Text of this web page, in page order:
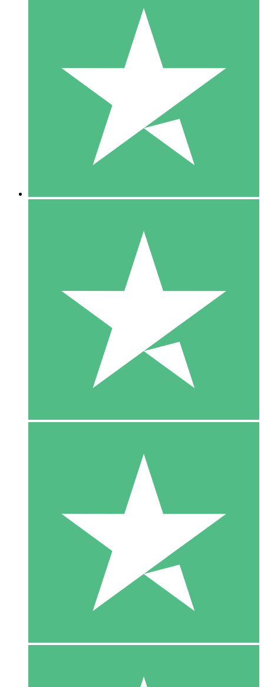
Paquetes de Créditos Individuales
Paga según el uso con créditos de descarga. Sin compromiso
10 00
10 Descargas
20 00